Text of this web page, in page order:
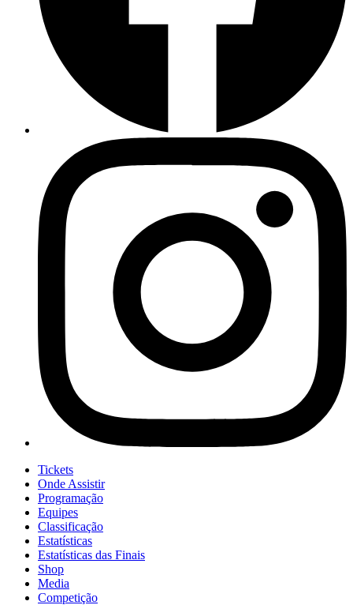
Tickets
Onde Assistir
Programação
Equipes
Classificação
Estatísticas
Estatísticas das Finais
Shop
Media
Competição